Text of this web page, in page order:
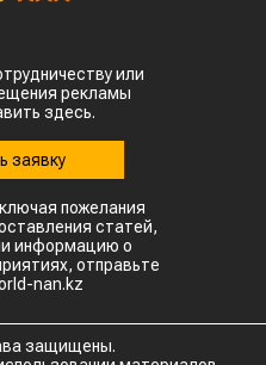
или
рекламы
здесь.
заявку
пожелания
статей,
информацию о
отправьте
nan.kz
защищены.